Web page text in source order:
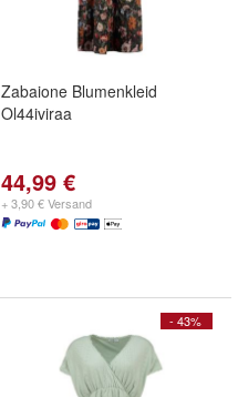
Zabaione Blumenkleid
Ol44iviraa
44,99 €
+ 3,90 € Versand
- 43%